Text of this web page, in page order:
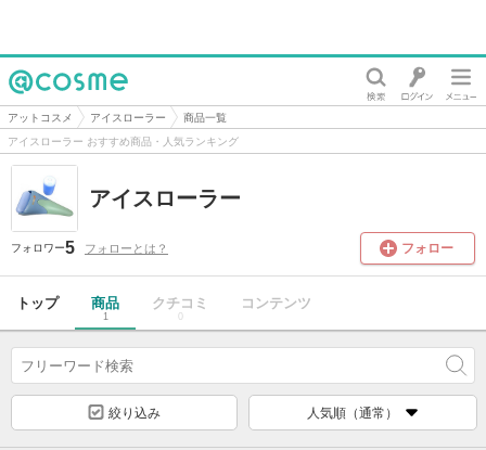
@cosme
アットコスメ アイスローラー
商品一覧
アイスローラー おすすめ商品・人気ランキング
アイスローラー
フォロワー5 フォローとは？ フォロー
トップ 商品
1
クチコミ
0
コンテンツ
絞り込み 人気順（通常）